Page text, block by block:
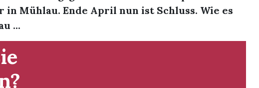
in Mühlau. Ende April nun ist Schluss. Wie es
...